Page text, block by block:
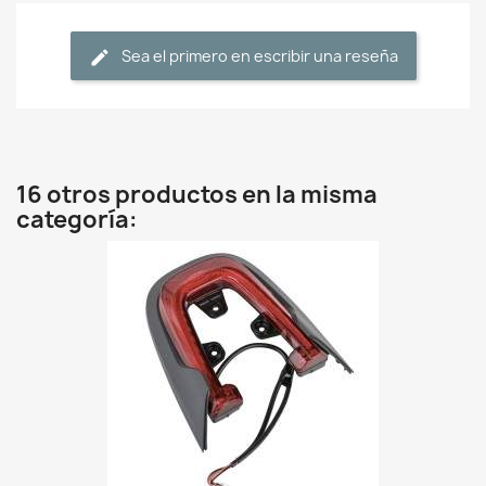
Sea el primero en escribir una reseña
16 otros productos en la misma
categoría: